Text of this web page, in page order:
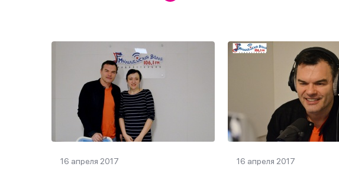
16 апреля 2017 16 апреля 2017